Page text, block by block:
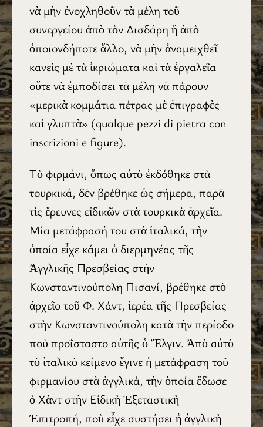
νὰ μὴν ἐνοχληθοῦν τὰ μέλη τοῦ
συνεργείου ἀπὸ τὸν Δισδάρη ἢ ἀπὸ
ὁποιονδήποτε ἄλλο, νὰ μὴν ἀναμειχθεῖ
κανεὶς μὲ τὰ ἰκριώματα καὶ τὰ ἐργαλεῖα
οὔτε νὰ ἐμποδίσει τὰ μέλη νὰ πάρουν
«μερικὰ κομμάτια πέτρας μὲ ἐπιγραφὲς
καὶ γλυπτὰ» (qualque pezzi di pietra con
inscrizioni e figure).
Τὸ φιρμάνι, ὅπως αὐτὸ ἐκδόθηκε στὰ
τουρκικά, δὲν βρέθηκε ὡς σήμερα, παρὰ
τὶς ἔρευνες εἰδικῶν στὰ τουρκικὰ ἀρχεῖα.
Μία μετάφρασή του στὰ ἰταλικά, τὴν
ὁποία εἶχε κάμει ὁ διερμηνέας τῆς
Ἀγγλικῆς Πρεσβείας στὴν
Κωνσταντινούπολη Πισανί, βρέθηκε στὸ
ἀρχεῖο τοῦ Φ. Χάντ, ἱερέα τῆς Πρεσβείας
στὴν Κωνσταντινούπολη κατὰ τὴν περίοδο
ποὺ προΐσταστο αὐτῆς ὁ Ἔλγιν. Ἀπὸ αὐτὸ
τὸ ἰταλικὸ κείμενο ἔγινε ἡ μετάφραση τοῦ
φιρμανίου στὰ ἀγγλικά, τὴν ὁποία ἔδωσε
ὁ Χὰντ στὴν Εἰδικὴ Ἐξεταστικὴ
Ἐπιτροπή, ποὺ εἶχε συστήσει ἡ ἀγγλικὴ